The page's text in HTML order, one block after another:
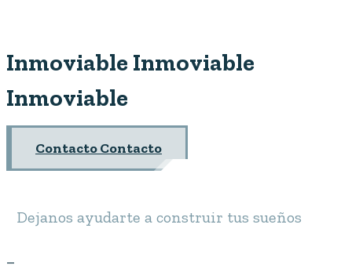
Inmoviable Inmoviable
Inmoviable
ContactoContacto
Dejanos ayudarte a construir tus sueños